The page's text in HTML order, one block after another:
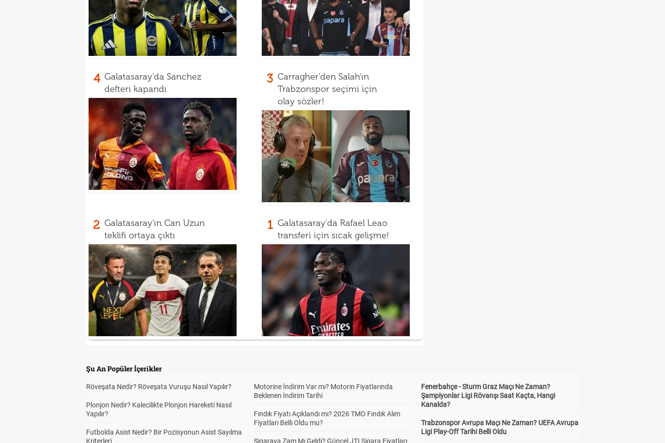
4 Galatasaray'da Sanchez
defteri kapandı
3 Carragher'den Salah'ın
Trabzonspor seçimi için
olay sözler!
2 Galatasaray'ın Can Uzun
teklifi ortaya çıktı
1 Galatasaray'da Rafael Leao
transferi için sıcak gelişme!
Şu An Popüler İçerikler
Röveşata Nedir? Röveşata Vuruşu Nasıl Yapılır?
Plonjon Nedir? Kalecilikte Plonjon Hareketi Nasıl
Yapılır?
Futbolda Asist Nedir? Bir Pozisyonun Asist Sayılma
Kriterleri
Motorine İndirim Var mı? Motorin Fiyatlarında
Beklenen İndirim Tarihi
Fındık Fiyatı Açıklandı mı? 2026 TMO Fındık Alım
Fiyatları Belli Oldu mu?
Sigaraya Zam Mı Geldi? Güncel JTI Sigara Fiyatları
Fenerbahçe - Sturm Graz Maçı Ne Zaman?
Şampiyonlar Ligi Rövanşı Saat Kaçta, Hangi
Kanalda?
Trabzonspor Avrupa Maçı Ne Zaman? UEFA Avrupa
Ligi Play-Off Tarihi Belli Oldu